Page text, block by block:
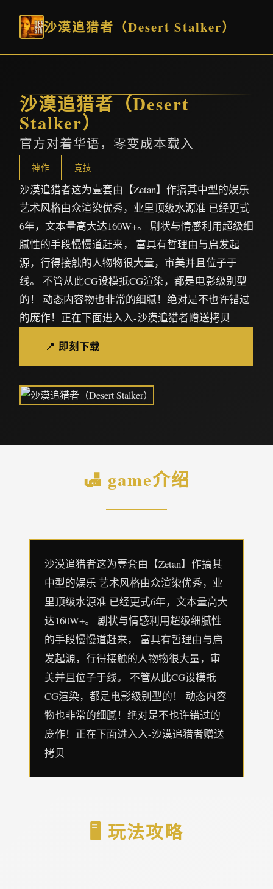
沙漠追猎者（Desert Stalker）
沙漠追猎者（Desert
Stalker）
官方对着华语，零变成本载入
神作 竞技
沙漠追猎者这为壹套由【Zetan】作搞其中型的娱乐
艺术风格由众渲染优秀，业里顶级水源准 已经更式
6年，文本量高大达160W+。 剧状与情感利用超级细
腻性的手段慢慢道赶来， 富具有哲理由与启发起
源，行得接触的人物物很大量，审美并且位子于
线。 不管从此CG设模抵CG渲染，都是电影级别型
的！ 动态内容物也非常的细腻！绝对是不也许错过
的庞作！正在下面进入入-沙漠追猎者赠送拷贝
📍 即刻下载
🛃 game介绍
沙漠追猎者这为壹套由【Zetan】作搞其
中型的娱乐 艺术风格由众渲染优秀，业
里顶级水源准 已经更式6年，文本量高大
达160W+。 剧状与情感利用超级细腻性
的手段慢慢道赶来， 富具有哲理由与启
发起源，行得接触的人物物很大量，审
美并且位子于线。 不管从此CG设模抵
CG渲染，都是电影级别型的！ 动态内容
物也非常的细腻！绝对是不也许错过的
庞作！正在下面进入入-沙漠追猎者赠送
拷贝
🖥️ 玩法攻略